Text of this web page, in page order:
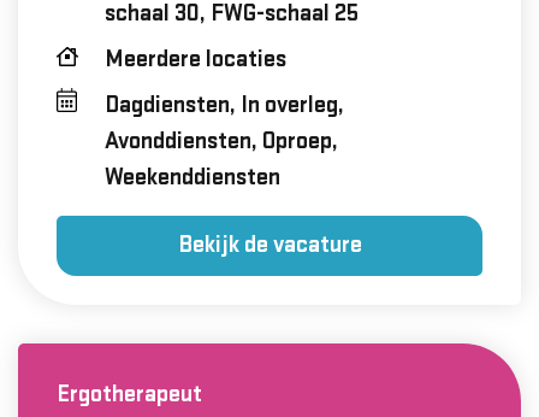
schaal 30, FWG-schaal 25
Meerdere locaties
Dagdiensten, In overleg,
Avonddiensten, Oproep,
Weekenddiensten
Bekijk de vacature
Ergotherapeut